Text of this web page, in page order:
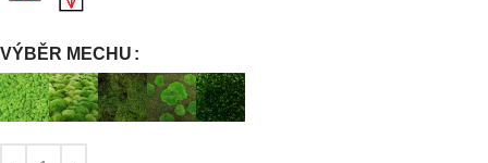
VÝBĚR MECHU